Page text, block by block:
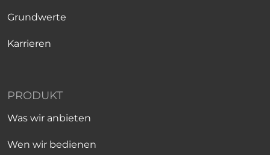
Grundwerte
Karrieren
PRODUKT
Was wir anbieten
Wen wir bedienen